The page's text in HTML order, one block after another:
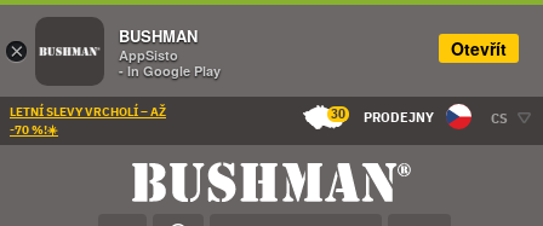
LETNÍ SLEVY VRCHOLÍ – AŽ
-70 %!☀️
30 PRODEJNY CS
×
BUSHMAN
AppSisto
- In Google Play
Otevřít